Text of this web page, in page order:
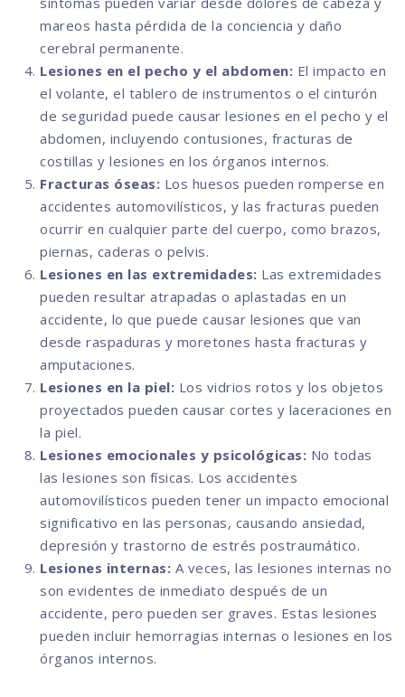
mareos hasta pérdida de la conciencia y daño
cerebral permanente.
Lesiones en el pecho y el abdomen: El impacto en
el volante, el tablero de instrumentos o el cinturón
de seguridad puede causar lesiones en el pecho y el
abdomen, incluyendo contusiones, fracturas de
costillas y lesiones en los órganos internos.
Fracturas óseas: Los huesos pueden romperse en
accidentes automovilísticos, y las fracturas pueden
ocurrir en cualquier parte del cuerpo, como brazos,
piernas, caderas o pelvis.
Lesiones en las extremidades: Las extremidades
pueden resultar atrapadas o aplastadas en un
accidente, lo que puede causar lesiones que van
desde raspaduras y moretones hasta fracturas y
amputaciones.
Lesiones en la piel: Los vidrios rotos y los objetos
proyectados pueden causar cortes y laceraciones en
la piel.
Lesiones emocionales y psicológicas: No todas
las lesiones son físicas. Los accidentes
automovilísticos pueden tener un impacto emocional
significativo en las personas, causando ansiedad,
depresión y trastorno de estrés postraumático.
Lesiones internas: A veces, las lesiones internas no
son evidentes de inmediato después de un
accidente, pero pueden ser graves. Estas lesiones
pueden incluir hemorragias internas o lesiones en los
órganos internos.